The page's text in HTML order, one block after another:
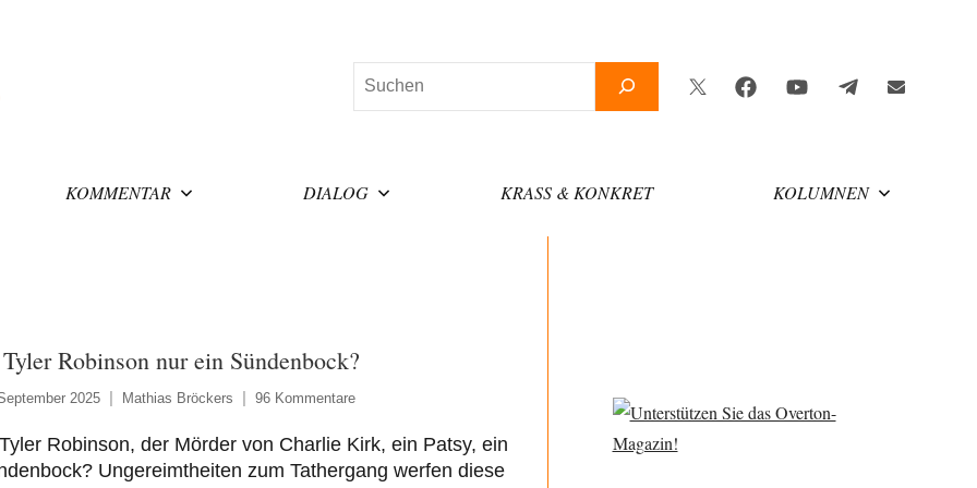
Suchen
Twitter
FacebookYouTubeTelegramNewsletter
KOMMENTAR DIALOG KRASS & KONKRET KOLUMNEN
Robinson nur ein Sündenbock?
2025 Mathias Bröckers 96 Kommentare
Robinson, der Mörder von Charlie Kirk, ein Patsy, ein
Ungereimtheiten zum Tathergang werfen diese